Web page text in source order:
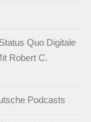
Quo Digitale
Robert C.
Podcasts